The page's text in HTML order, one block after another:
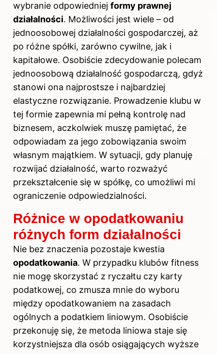
wybranie odpowiedniej formy prawnej
działalności. Możliwości jest wiele – od
jednoosobowej działalności gospodarczej, aż
po różne spółki, zarówno cywilne, jak i
kapitałowe. Osobiście zdecydowanie polecam
jednoosobową działalność gospodarczą, gdyż
stanowi ona najprostsze i najbardziej
elastyczne rozwiązanie. Prowadzenie klubu w
tej formie zapewnia mi pełną kontrolę nad
biznesem, aczkolwiek muszę pamiętać, że
odpowiadam za jego zobowiązania swoim
własnym majątkiem. W sytuacji, gdy planuję
rozwijać działalność, warto rozważyć
przekształcenie się w spółkę, co umożliwi mi
ograniczenie odpowiedzialności.
Różnice w opodatkowaniu
różnych form działalności
Nie bez znaczenia pozostaje kwestia
opodatkowania. W przypadku klubów fitness
nie mogę skorzystać z ryczałtu czy karty
podatkowej, co zmusza mnie do wyboru
między opodatkowaniem na zasadach
ogólnych a podatkiem liniowym. Osobiście
przekonuję się, że metoda liniowa staje się
korzystniejsza dla osób osiągających wyższe